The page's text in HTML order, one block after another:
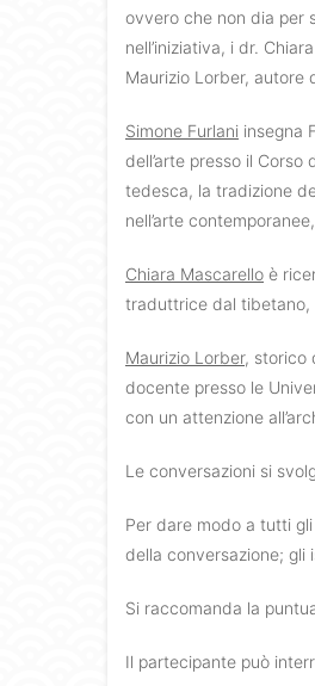
ovvero che non dia per
nell’iniziativa, i dr.
Maurizio Lorber, autore
Simone Furlani insegna
dell’arte presso il
tedesca, la tradizione
nell’arte
Chiara Mascarello è
traduttrice dal tibetano,
Maurizio Lorber, storico
docente presso le
con un attenzione
Le conversazioni si
Per dare modo a tutti
della conversazione; gli
Si raccomanda la
Il partecipante può